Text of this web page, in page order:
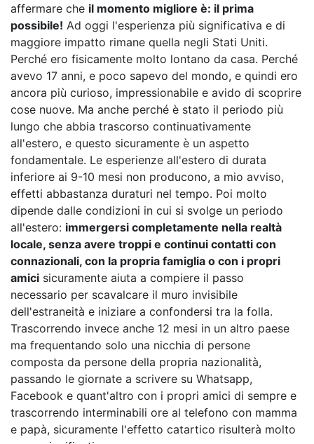
affermare che il momento migliore è: il prima
possibile! Ad oggi l'esperienza più significativa e di
maggiore impatto rimane quella negli Stati Uniti.
Perché ero fisicamente molto lontano da casa. Perché
avevo 17 anni, e poco sapevo del mondo, e quindi ero
ancora più curioso, impressionabile e avido di scoprire
cose nuove. Ma anche perché è stato il periodo più
lungo che abbia trascorso continuativamente
all'estero, e questo sicuramente è un aspetto
fondamentale. Le esperienze all'estero di durata
inferiore ai 9-10 mesi non producono, a mio avviso,
effetti abbastanza duraturi nel tempo. Poi molto
dipende dalle condizioni in cui si svolge un periodo
all'estero: immergersi completamente nella realtà
locale, senza avere troppi e continui contatti con
connazionali, con la propria famiglia o con i propri
amici sicuramente aiuta a compiere il passo
necessario per scavalcare il muro invisibile
dell'estraneità e iniziare a confondersi tra la folla.
Trascorrendo invece anche 12 mesi in un altro paese
ma frequentando solo una nicchia di persone
composta da persone della propria nazionalità,
passando le giornate a scrivere su Whatsapp,
Facebook e quant'altro con i propri amici di sempre e
trascorrendo interminabili ore al telefono con mamma
e papà, sicuramente l'effetto catartico risulterà molto